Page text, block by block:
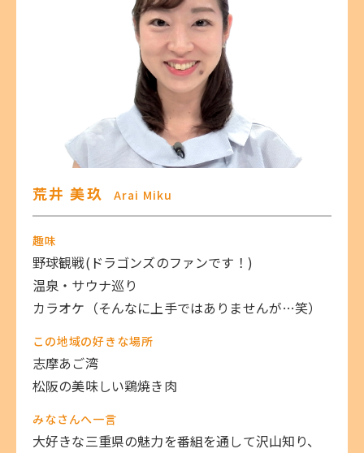
荒井 美玖 Arai Miku
趣味
野球観戦(ドラゴンズのファンです！)
温泉・サウナ巡り
カラオケ（そんなに上手ではありませんが…笑）
この地域の好きな場所
志摩あご湾
松阪の美味しい鶏焼き肉
みなさんへ一言
大好きな三重県の魅力を番組を通して沢山知り、